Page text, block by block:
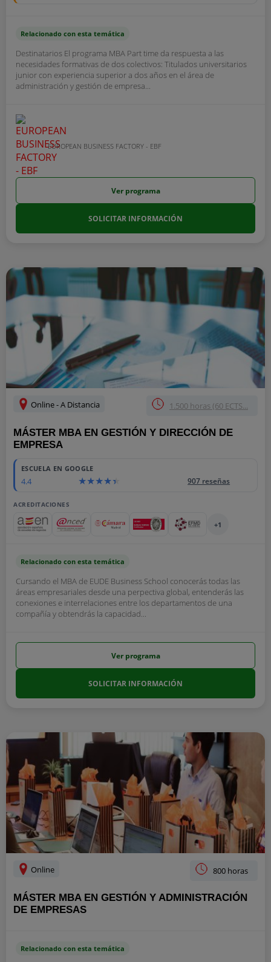
Relacionado con esta temática
Destinatarios El programa MBA Part time da respuesta a las
necesidades formativas de dos colectivos: Titulados universitarios
junior con experiencia superior a dos años en el área de
administración y gestión de empresa...
EUROPEAN BUSINESS FACTORY - EBF
Ver programa
SOLICITAR INFORMACIÓN
Online - A Distancia 1.500 horas (60 ECTS...
MÁSTER MBA EN GESTIÓN Y DIRECCIÓN DE
EMPRESA
ESCUELA EN GOOGLE
4.4 907 reseñas
ACREDITACIONES
+1
Relacionado con esta temática
Cursando el MBA de EUDE Business School conocerás todas las
áreas empresariales desde una perpectiva global, entenderás las
conexiones e interrelaciones entre los departamentos de una
compañía y obtendrás la capacidad...
Ver programa
SOLICITAR INFORMACIÓN
Online 800 horas
MÁSTER MBA EN GESTIÓN Y ADMINISTRACIÓN
DE EMPRESAS
Relacionado con esta temática